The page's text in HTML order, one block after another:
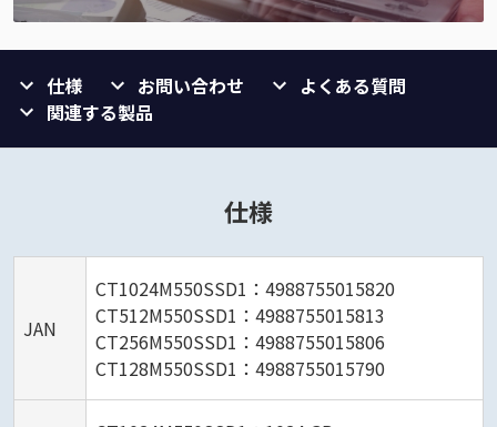
仕様 お問い合わせ
よくある質問
関連する製品
仕様
JAN
CT1024M550SSD1：4988755015820
CT512M550SSD1：4988755015813
CT256M550SSD1：4988755015806
CT128M550SSD1：4988755015790